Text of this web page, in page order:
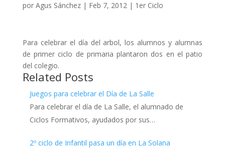
por Agus Sánchez| Feb 7, 2012| 1er Ciclo
Para celebrar el día del arbol, los alumnos y alumnas
de primer ciclo de primaria plantaron dos en el patio
del colegio.
Related Posts
Juegos para celebrar el Día de La Salle
Para celebrar el día de La Salle, el alumnado de
Ciclos Formativos, ayudados por sus…
2º ciclo de Infantil pasa un día en La Solana